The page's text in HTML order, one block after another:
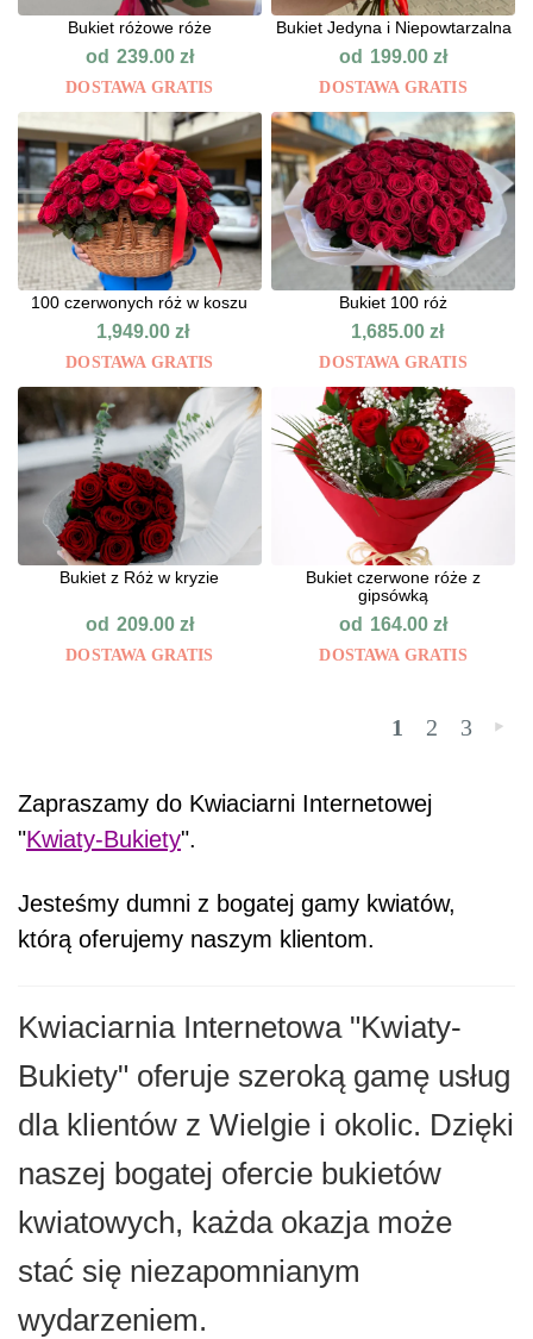
Bukiet różowe róże
od 239.00 zł
DOSTAWA GRATIS
Bukiet Jedyna i Niepowtarzalna
od 199.00zł
DOSTAWA GRATIS
100 czerwonych róż w koszu
1,949.00zł
DOSTAWA GRATIS
Bukiet 100 róż
1,685.00 zł
DOSTAWA GRATIS
Bukiet z Róż w kryzie
od 209.00 zł
DOSTAWA GRATIS
Bukiet czerwone róże z
gipsówką
od 164.00zł
DOSTAWA GRATIS
1 2 3 »
Zapraszamy do Kwiaciarni Internetowej
"Kwiaty-Bukiety".
Jesteśmy dumni z bogatej gamy kwiatów,
którą oferujemy naszym klientom.
Kwiaciarnia Internetowa "Kwiaty-
Bukiety" oferuje szeroką gamę usług
dla klientów z Wielgie i okolic. Dzięki
naszej bogatej ofercie bukietów
kwiatowych, każda okazja może
stać się niezapomnianym
wydarzeniem.